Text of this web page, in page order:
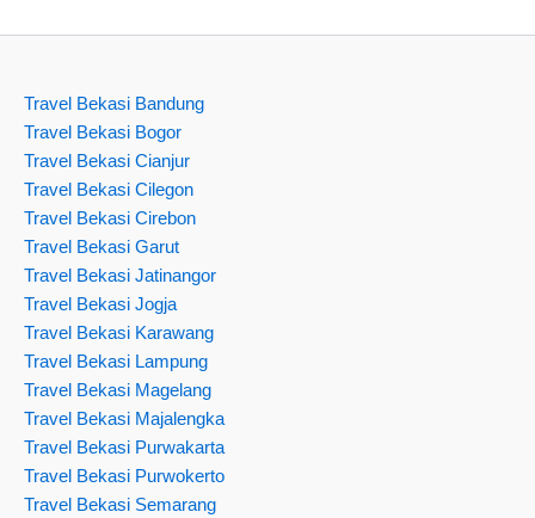
Travel Bekasi Bandung
Travel Bekasi Bogor
Travel Bekasi Cianjur
Travel Bekasi Cilegon
Travel Bekasi Cirebon
Travel Bekasi Garut
Travel Bekasi Jatinangor
Travel Bekasi Jogja
Travel Bekasi Karawang
Travel Bekasi Lampung
Travel Bekasi Magelang
Travel Bekasi Majalengka
Travel Bekasi Purwakarta
Travel Bekasi Purwokerto
Travel Bekasi Semarang